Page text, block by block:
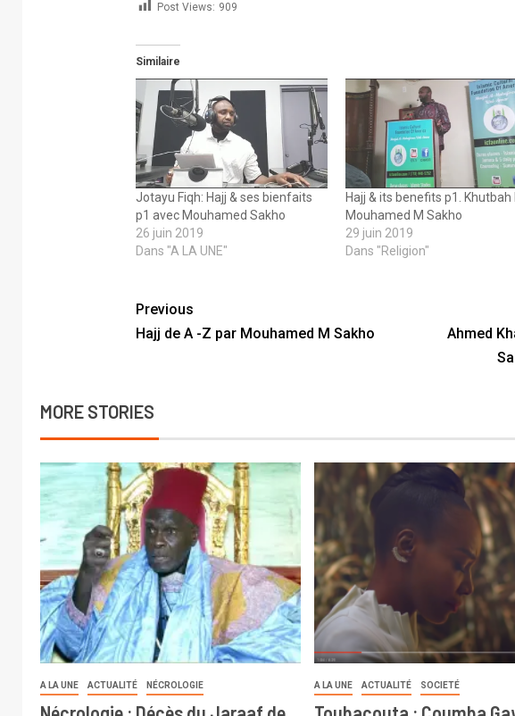
Post Views: 909
Similaire
Jotayu Fiqh: Hajj & ses bienfaits
p1 avec Mouhamed Sakho
26 juin 2019
Dans "A LA UNE"
Hajj & its benefits p1. Khutbah
Mouhamed M Sakho
29 juin 2019
Dans "Religion"
Previous
Hajj de A -Z par Mouhamed M Sakho
Ahmed
MORE STORIES
A LA UNE ACTUALITÉ NÉCROLOGIE A LA UNE ACTUALITÉ SOCIETÉ